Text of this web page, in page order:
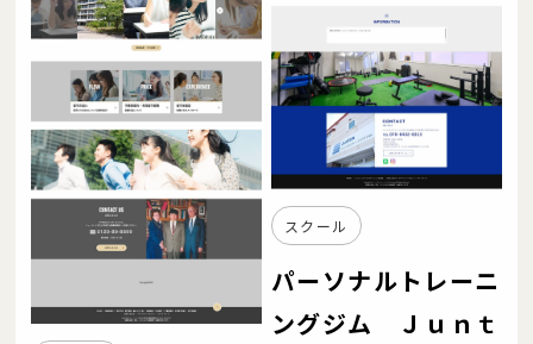
スクール
パーソナルトレーニ
ングジム Ｊｕｎｔ